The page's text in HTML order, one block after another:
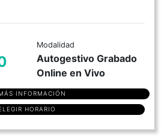
Modalidad
Autogestivo Grabado
Online en Vivo
INFORMACIÓN
HORARIO